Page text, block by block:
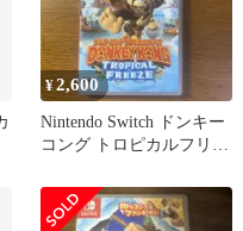
¥2,600
Nintendo Switch ドンキー
コング トロピカルフリー